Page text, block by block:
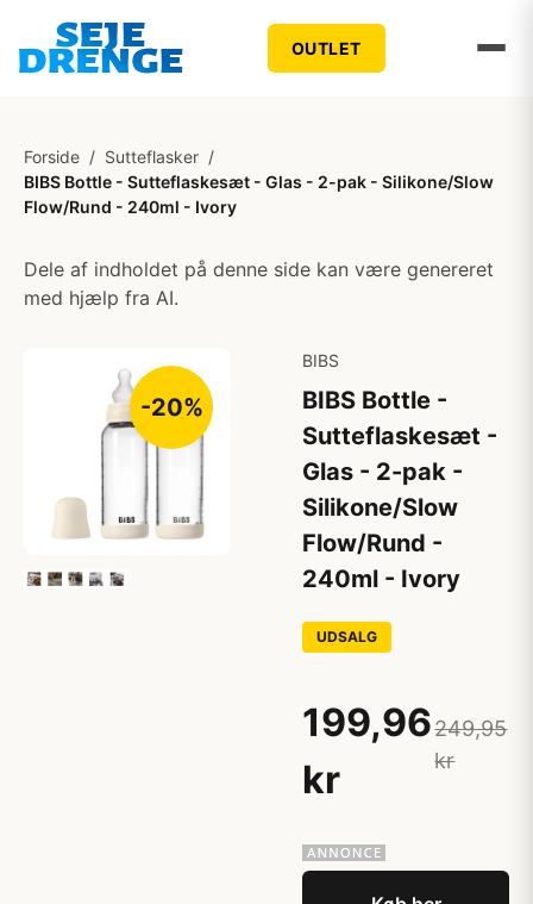
OUTLET
Forside / Sutteflasker /
BIBS Bottle - Sutteflaskesæt - Glas - 2-pak - Silikone/Slow
Flow/Rund - 240ml - Ivory
Dele af indholdet på denne side kan være genereret
med hjælp fra AI.
-20%
BIBS
BIBS Bottle -
Sutteflaskesæt -
Glas - 2-pak -
Silikone/Slow
Flow/Rund -
240ml - Ivory
UDSALG
199,96
kr
249,95
kr